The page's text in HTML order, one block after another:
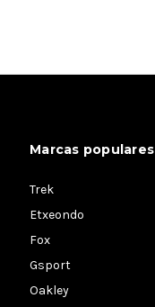
Marcas populares
Trek
Etxeondo
Fox
Gsport
Oakley